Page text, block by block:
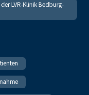
LVR-Klinik Bedburg-